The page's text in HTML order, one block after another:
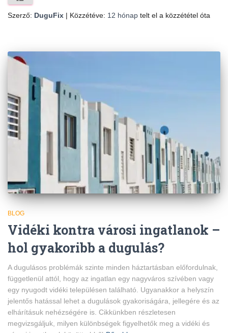
Szerző: DuguFix | Közzétéve: 12 hónap telt el a közzététel óta
BLOG
Vidéki kontra városi ingatlanok –
hol gyakoribb a dugulás?
A dugulásos problémák szinte minden háztartásban előfordulnak,
függetlenül attól, hogy az ingatlan egy nagyváros szívében vagy
egy nyugodt vidéki településen található. Ugyanakkor a helyszín
jelentős hatással lehet a dugulások gyakoriságára, jellegére és az
elhárításuk nehézségére is. Cikkünkben részletesen
megvizsgáljuk, milyen különbségek figyelhetők meg a vidéki és